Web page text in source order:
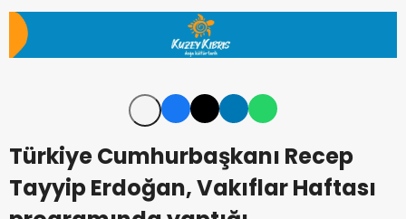
Türkiye Cumhurbaşkanı Recep
Tayyip Erdoğan, Vakıflar Haftası